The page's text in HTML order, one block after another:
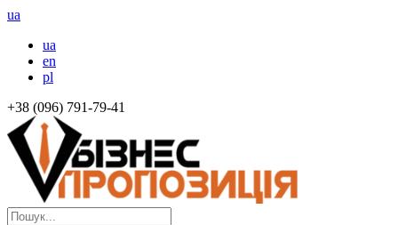
ua
ua
en
pl
+38 (096) 791-79-41